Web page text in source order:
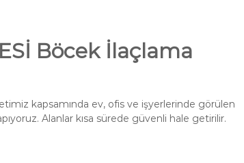
Böcek İlaçlama
kapsamında ev, ofis ve işyerlerinde görülen
Alanlar kısa sürede güvenli hale getirilir.